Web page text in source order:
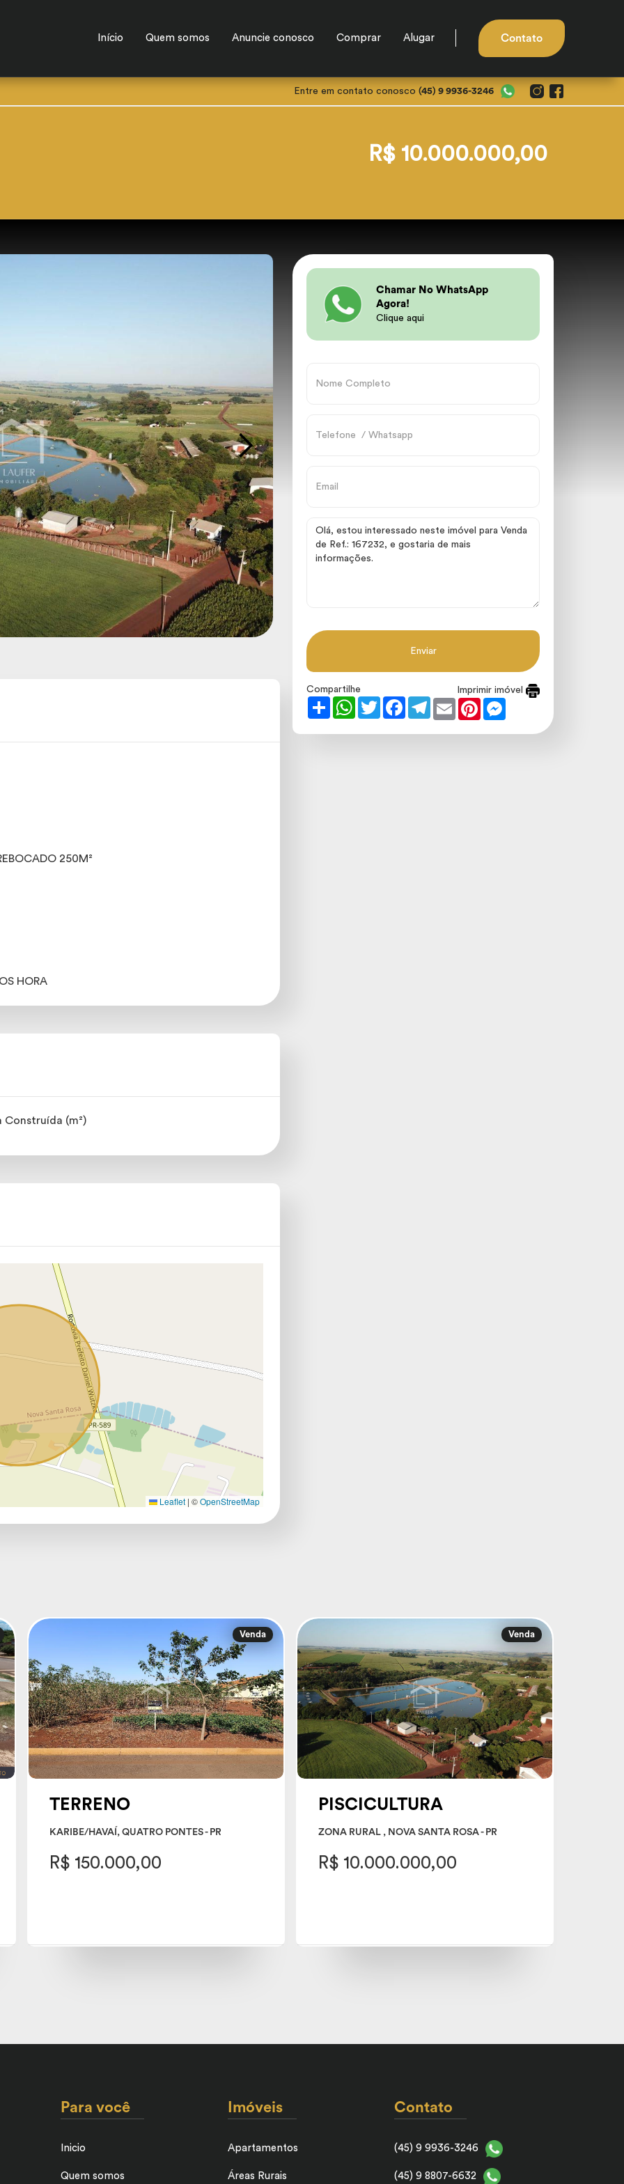
Início Quem somos Anuncie conosco Comprar Alugar Contato
Entre em contato conosco (45) 9 9936-3246
R$ 10.000.000,00
250M²
HORA
Construída (m²)
Leaflet | ©OpenStreetMap
Chamar No WhatsApp
Agora!
Clique aqui
Enviar
Imprimir imóvel
Compartilhe
Share
WhatsApp
TwitterFacebookTelegram
Email Pinterest
Venda
TERRENO
KARIBE/HAVAÍ, QUATRO PONTES - PR
R$ 150.000,00
Venda
PISCICULTURA
ZONA RURAL , NOVA SANTA ROSA - PR
R$ 10.000.000,00
Para você
Inicio
Quem somos
Imóveis
Apartamentos
Áreas Rurais
Contato
(45) 9 9936-3246
(45) 9 8807-6632